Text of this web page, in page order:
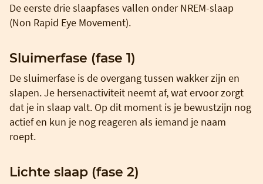
De eerste drie slaapfases vallen onder NREM-slaap
(Non Rapid Eye Movement).
Sluimerfase (fase 1)
De sluimerfase is de overgang tussen wakker zijn en
slapen. Je hersenactiviteit neemt af, wat ervoor zorgt
dat je in slaap valt. Op dit moment is je bewustzijn nog
actief en kun je nog reageren als iemand je naam
roept.
Lichte slaap (fase 2)